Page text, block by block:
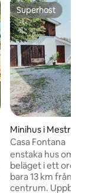
Superhost
Superhost
Minihus i Mestre
Casa Fontana
enstaka hus
beläget i ett orört
bara 13 km från
centrum.